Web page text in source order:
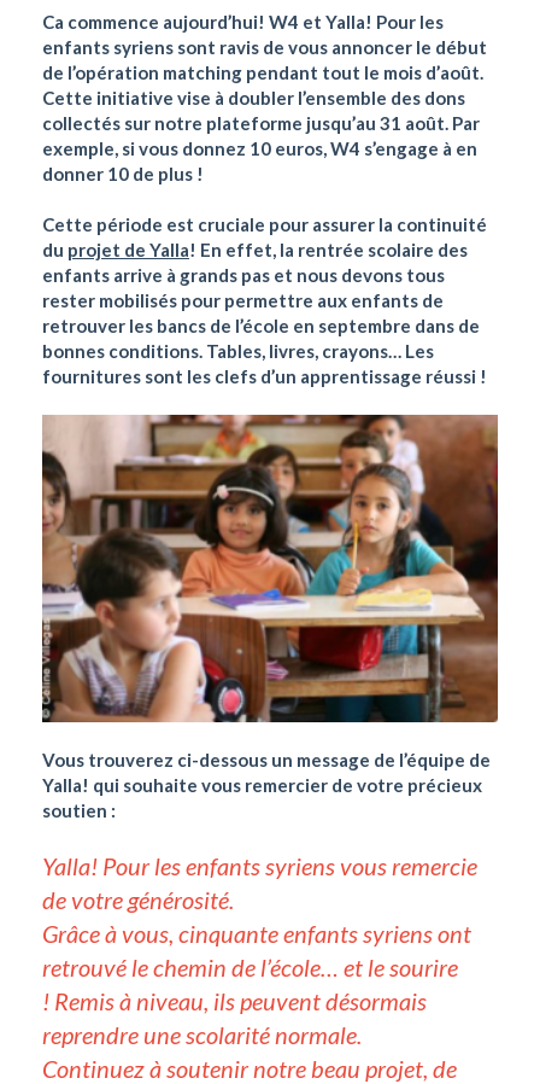
Ca commence aujourd’hui! W4 et Yalla! Pour les
enfants syriens sont ravis de vous annoncer le début
de l’opération matching pendant tout le mois d’août.
Cette initiative vise à doubler l’ensemble des dons
collectés sur notre plateforme jusqu’au 31 août. Par
exemple, si vous donnez 10 euros, W4 s’engage à en
donner 10 de plus !
Cette période est cruciale pour assurer la continuité
du projet de Yalla! En effet, la rentrée scolaire des
enfants arrive à grands pas et nous devons tous
rester mobilisés pour permettre aux enfants de
retrouver les bancs de l’école en septembre dans de
bonnes conditions. Tables, livres, crayons… Les
fournitures sont les clefs d’un apprentissage réussi !
Vous trouverez ci-dessous un message de l’équipe de
Yalla! qui souhaite vous remercier de votre précieux
soutien :
Yalla! Pour les enfants syriens vous remercie
de votre générosité.
Grâce à vous, cinquante enfants syriens ont
retrouvé le chemin de l’école… et le sourire
! Remis à niveau, ils peuvent désormais
reprendre une scolarité normale.
Continuez à soutenir notre beau projet, de